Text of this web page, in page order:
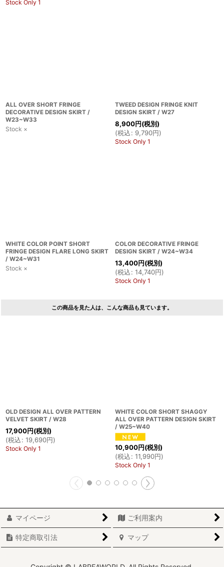
Stock Only 1
ALL OVER SHORT FRINGE
DECORATIVE DESIGN SKIRT /
W23~W33
Stock ×
TWEED DESIGN FRINGE KNIT
DESIGN SKIRT / W27
8,900円(税別)
(税込: 9,790円)
Stock Only 1
WHITE COLOR POINT SHORT
FRINGE DESIGN FLARE LONG SKIRT
/ W24~W31
Stock ×
COLOR DECORATIVE FRINGE
DESIGN SKIRT / W24~W34
13,400円(税別)
(税込: 14,740円)
Stock Only 1
この商品を見た人は、こんな商品も見ています。
OLD DESIGN ALL OVER PATTERN
VELVET SKIRT / W28
17,900円(税別)
(税込: 19,690円)
Stock Only 1
WHITE COLOR SHORT SHAGGY
ALL OVER PATTERN DESIGN SKIRT
/ W25~W40
10,900円(税別)
(税込: 11,990円)
Stock Only 1
マイページ ご利用案内
特定商取引法 マップ